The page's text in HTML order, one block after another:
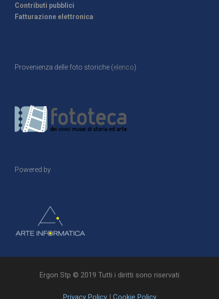
Contributi pubblici
Fatturazione elettronica
Provenienza delle foto storiche (elenco)
Powered by
Ergon Stp © 2019 Tutti i diritti sono riservati
Privacy Policy| Cookie Policy